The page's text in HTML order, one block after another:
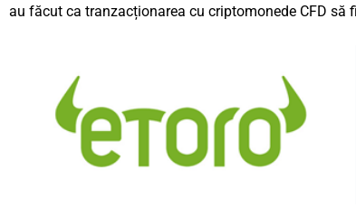
au făcut ca tranzacționarea cu criptomonede CFD